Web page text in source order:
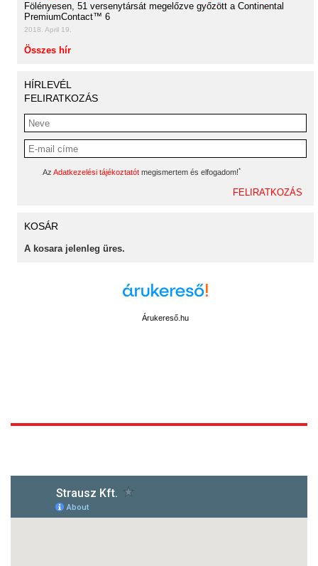
Fölényesen, 51 versenytársát megelőzve győzött a Continental
PremiumContact™ 6
2018. April 19.
Összes hír
HÍRLEVÉL
FELIRATKOZÁS
Az Adatkezelési tájékoztatót megismertem és elfogadom!*
KOSÁR
A kosara jelenleg üres.
Árukereső.hu